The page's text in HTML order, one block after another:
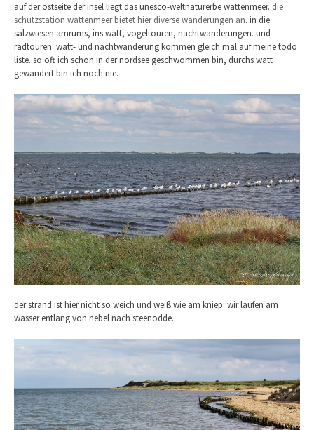
auf der ostseite der insel liegt das unesco-weltnaturerbe wattenmeer. die
schutzstation wattenmeer bietet hier diverse wanderungen an. in die
salzwiesen amrums, ins watt, vogeltouren, nachtwanderungen. und
radtouren. watt- und nachtwanderung kommen gleich mal auf meine todo
liste. so oft ich schon in der nordsee geschwommen bin, durchs watt
gewandert bin ich noch nie.
der strand ist hier nicht so weich und weiß wie am kniep. wir laufen am
wasser entlang von nebel nach steenodde.